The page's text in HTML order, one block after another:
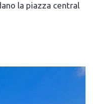
la piazza central